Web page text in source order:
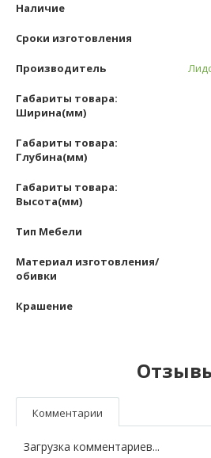
Наличие
Сроки изготовления
Производитель
Габариты товара:
Ширина(мм)
Габариты товара:
Глубина(мм)
Габариты товара:
Высота(мм)
Тип Мебели
Материал изготовления/
обивки
Крашение
Комментарии
Загрузка комментариев...